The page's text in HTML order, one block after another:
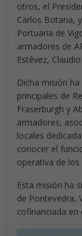
otros, el
Carlos Botana,
Portuaria de
armadores de
Estévez,
Dicha misión
principales de
Fraserburgh y
armadores,
locales
conocer el
operativa de
Esta misión ha
de Pontevedra,
cofinanciada en